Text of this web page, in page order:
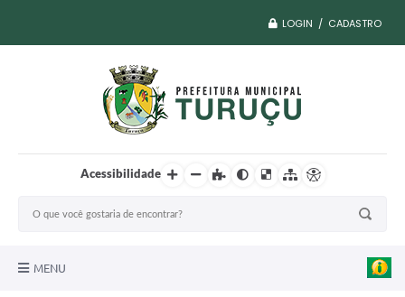
LOGIN / CADASTRO
Acessibilidade
MENU